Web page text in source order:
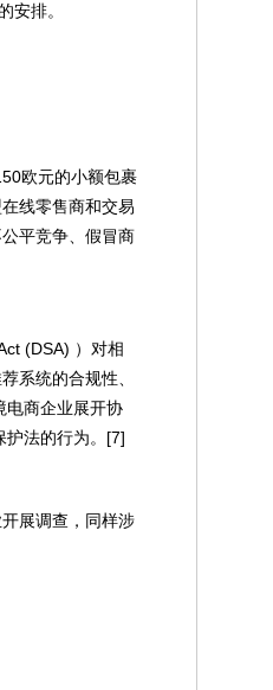
安排。
欧元的小额包裹
线零售商和交易
平竞争、假冒商
(DSA) ）对相
系统的合规性、
电商企业展开协
护法的行为。[7]
展调查，同样涉